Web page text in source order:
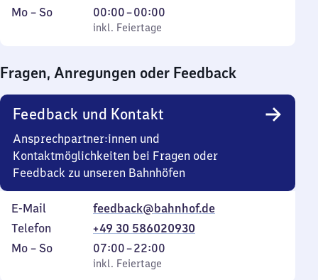
Montag
Mo – So,
inkl. Feiertage
00:00–00:00
Von
0
0
Uhr
inkl. Feiertage
Fragen, Anregungen oder Feedback
Feedback und Kontakt
Ansprechpartner:innen und
Kontaktmöglichkeiten bei Fragen oder
Feedback zu unseren Bahnhöfen
E-Mail
feedback@bahnhof.de
Telefon
+49 30 586020930
Montag
Mo – So,
inkl. Feiertage
07:00–22:00
Von
7
inkl. Feiertage